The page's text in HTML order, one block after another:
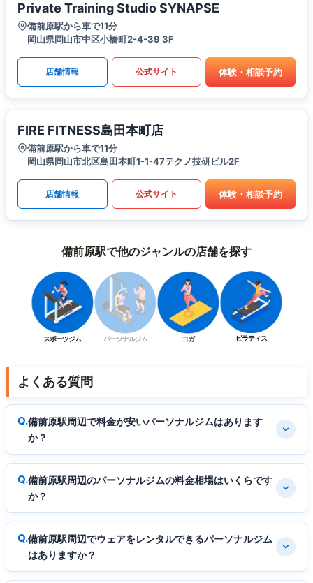
Private Training Studio SYNAPSE
備前原駅から車で11分
岡山県岡山市中区小橋町2-4-39 3F
店舗情報 公式サイト 体験・相談予約
FIRE FITNESS島田本町店
備前原駅から車で11分
岡山県岡山市北区島田本町1-1-47テクノ技研ビル2F
店舗情報 公式サイト 体験・相談予約
備前原駅で他のジャンルの店舗を探す
スポーツジム パーソナルジム ヨガ ピラティス
よくある質問
備前原駅周辺で料金が安いパーソナルジムはあります
か？
備前原駅周辺のパーソナルジムの料金相場はいくらです
か？
備前原駅周辺でウェアをレンタルできるパーソナルジム
はありますか？